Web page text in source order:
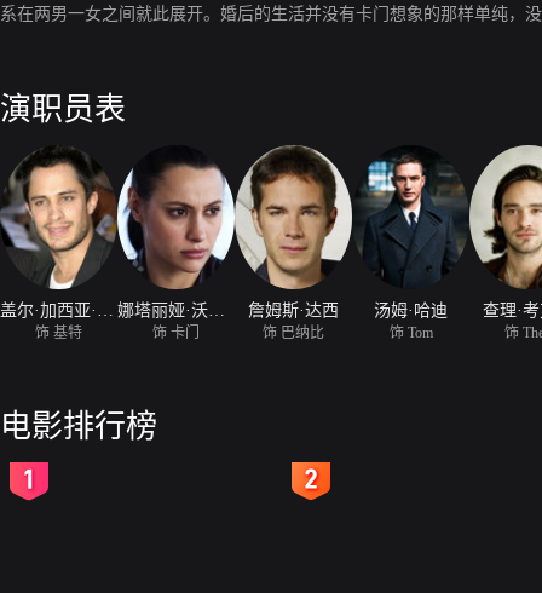
系在两男一女之间就此展开。婚后的生活并没有卡门想象的那样单纯，
演职员表
饰 基特 饰 卡门
詹姆斯·达西
饰 巴纳比
汤姆·哈迪
饰 Tom
查理·
饰
电影排行榜